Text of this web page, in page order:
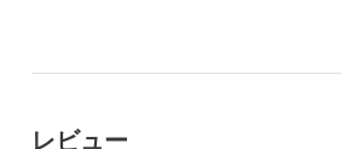
レビュー